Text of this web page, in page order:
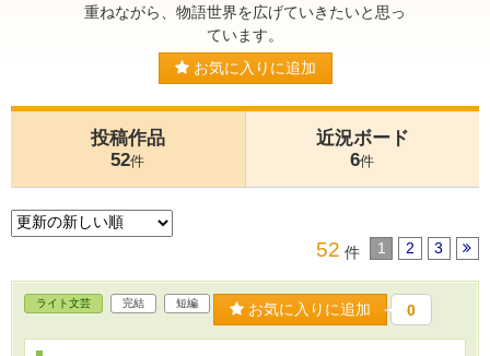
重ねながら、物語世界を広げていきたいと思っ
ています。
お気に入りに追加
投稿作品
52件
近況ボード
6件
52 件 1 2 3
ライト文芸 完結 短編 お気に入りに追加 0